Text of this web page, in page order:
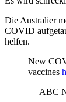
Die Australier
COVID
helfen.
New
vaccines
— ABC